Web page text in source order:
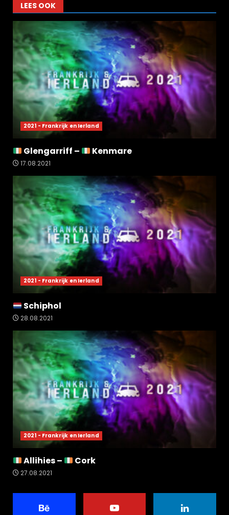
LEES OOK
2021 - Frankrijk en Ierland
Glengarriff – Kenmare
17.08.2021
2021 - Frankrijk en Ierland
Schiphol
28.08.2021
2021 - Frankrijk en Ierland
Allihies – Cork
27.08.2021